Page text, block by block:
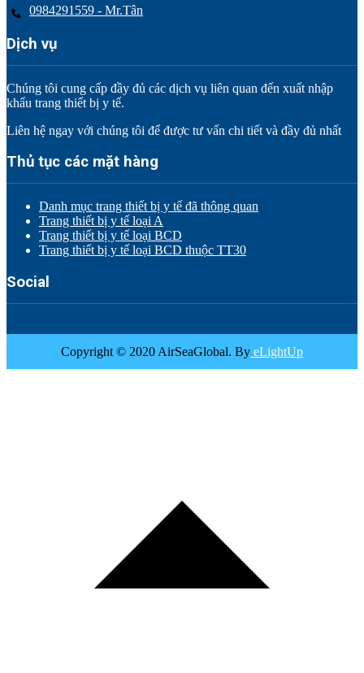
0984291559 - Mr.Tân
Dịch vụ
Chúng tôi cung cấp đầy đủ các dịch vụ liên quan đến xuất nhập
khẩu trang thiết bị y tế.
Liên hệ ngay với chúng tôi để được tư vấn chi tiết và đầy đủ nhất
Thủ tục các mặt hàng
Danh mục trang thiết bị y tế đã thông quan
Trang thiết bị y tế loại A
Trang thiết bị y tế loại BCD
Trang thiết bị y tế loại BCD thuộc TT30
Social
Copyright © 2020 AirSeaGlobal. By eLightUp